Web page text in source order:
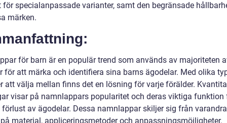
för specialanpassade varianter, samt den begränsade
märken.
för barn är en populär trend som används av majoriteten
för att märka och identifiera sina barns ägodelar. Med olika
att välja mellan finns det en lösning för varje förälder.
visar på namnlappars popularitet och deras viktiga funktion
av ägodelar. Dessa namnlappar skiljer sig från varandra
material, appliceringsmetoder och anpassningsmöjligheter.